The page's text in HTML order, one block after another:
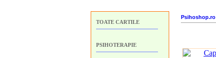
TOATE CARTILE
PSIHOTERAPIE
Psihoshop.ro